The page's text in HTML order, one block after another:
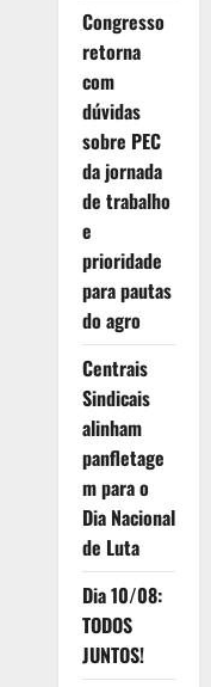
Congresso
retorna
com
dúvidas
sobre PEC
da jornada
de trabalho
e
prioridade
para pautas
do agro
Centrais
Sindicais
alinham
panfletage
m para o
Dia Nacional
de Luta
Dia 10/08:
TODOS
JUNTOS!